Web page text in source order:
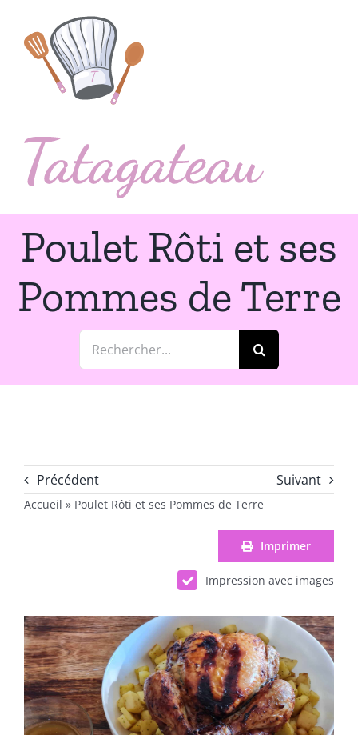
contenu
Poulet Rôti et ses
Pommes de Terre
Rechercher:
Précédent Suivant
Accueil » Poulet Rôti et ses Pommes de Terre
Imprimer
Impression avec images